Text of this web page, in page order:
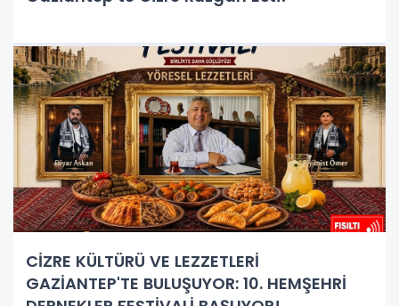
CİZRE KÜLTÜRÜ VE LEZZETLERİ
GAZİANTEP'TE BULUŞUYOR: 10. HEMŞEHRİ